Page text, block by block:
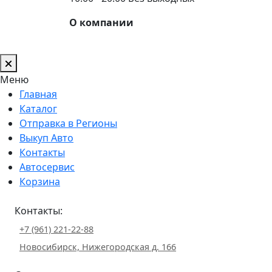
О компании
Меню
Главная
Каталог
Отправка в Регионы
Выкуп Авто
Контакты
Автосервис
Корзина
Контакты:
+7 (961) 221-22-88
Новосибирск, Нижегородская д. 166